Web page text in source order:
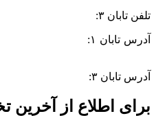
تلفن تابان ۳:
آدرس تابان ۱:
آدرس تابان ۳:
برای اطلاع از آخرین